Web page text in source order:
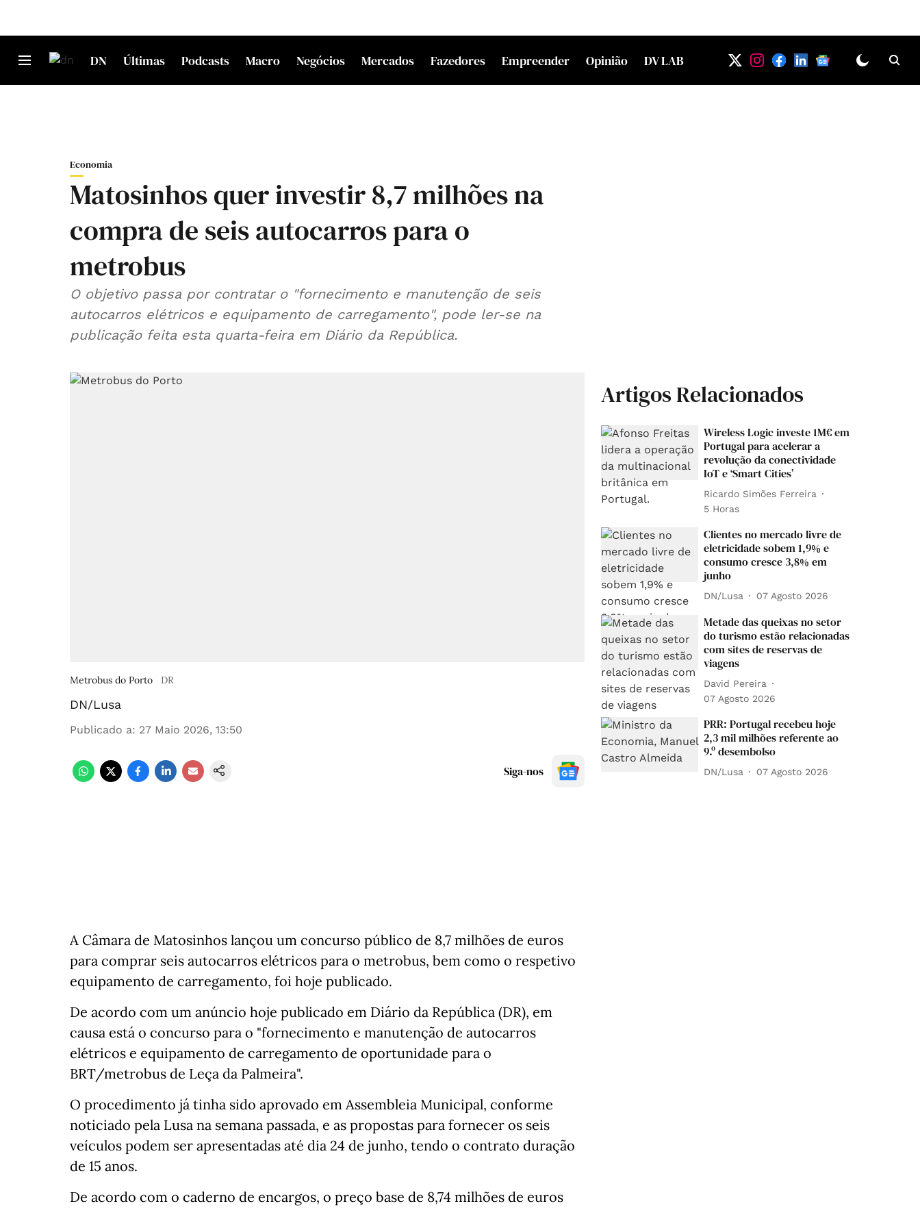
DN Últimas Podcasts Macro Negócios Mercados Fazedores Empreender Opinião DV LAB
Economia
Matosinhos quer investir 8,7 milhões na
compra de seis autocarros para o
metrobus
O objetivo passa por contratar o "fornecimento e manutenção de seis
autocarros elétricos e equipamento de carregamento", pode ler-se na
publicação feita esta quarta-feira em Diário da República.
Metrobus do Porto DR
DN/Lusa
Publicado a: 27 Maio 2026, 13:50
Siga-nos
A Câmara de Matosinhos lançou um concurso público de 8,7 milhões de euros
para comprar seis autocarros elétricos para o metrobus, bem como o respetivo
equipamento de carregamento, foi hoje publicado.
De acordo com um anúncio hoje publicado em Diário da República (DR), em
causa está o concurso para o "fornecimento e manutenção de autocarros
elétricos e equipamento de carregamento de oportunidade para o
BRT/metrobus de Leça da Palmeira".
O procedimento já tinha sido aprovado em Assembleia Municipal, conforme
noticiado pela Lusa na semana passada, e as propostas para fornecer os seis
veículos podem ser apresentadas até dia 24 de junho, tendo o contrato duração
de 15 anos.
De acordo com o caderno de encargos, o preço base de 8,74 milhões de euros
Artigos Relacionados
Wireless Logic investe 1M€ em
Portugal para acelerar a
revolução da conectividade
IoT e ‘Smart Cities’
Ricardo Simões Ferreira
5 Horas
Clientes no mercado livre de
eletricidade sobem 1,9% e
consumo cresce 3,8% em
junho
DN/Lusa 07 Agosto 2026
Metade das queixas no setor
do turismo estão relacionadas
com sites de reservas de
viagens
David Pereira
07 Agosto 2026
PRR: Portugal recebeu hoje
2,3 mil milhões referente ao
9.º desembolso
DN/Lusa 07 Agosto 2026